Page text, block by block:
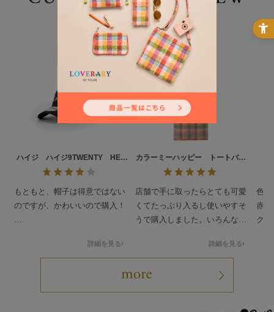
ハイジ ハイジ9TWENTY HE-
261185（取扱店舗限定）
詳細を見る
もともと、帽子は得意ではない
のですが、かわいいので購入！
り視界が悪くなるのが気になる
可愛いから使いたいけど
カラーミーハッピー トートバッ
グ L/CLH-260802
詳細を見る
店舗で手に取ったらとても可愛
くてたっぷり入るし使いやすそ
うで購入しました。いろんな色
せやすそうで使うのが楽しみで
色柄
赤と
ク